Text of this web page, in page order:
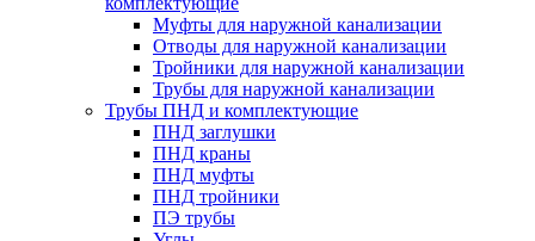
Муфты для наружной канализации
Отводы для наружной канализации
Тройники для наружной канализации
Трубы для наружной канализации
Трубы ПНД и комплектующие
ПНД заглушки
ПНД краны
ПНД муфты
ПНД тройники
ПЭ трубы